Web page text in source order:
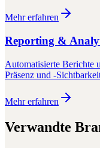
Mehr erfahren
Reporting &
Automatisierte Berichte
Präsenz und -
Mehr erfahren
Verwandte